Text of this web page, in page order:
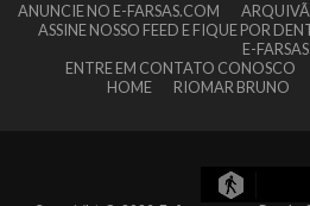
ANUNCIE NO E-FARSAS.COM
ASSINE NOSSO FEED E FIQUE POR
E-FARSAS
ENTRE EM CONTATO CONOSCO
HOME
RIOMAR BRUNO